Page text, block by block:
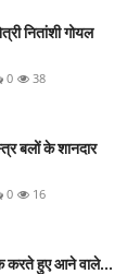
नितांशी गोयल
0 38
बलों के शानदार
0 16
करते हुए आने वाले...